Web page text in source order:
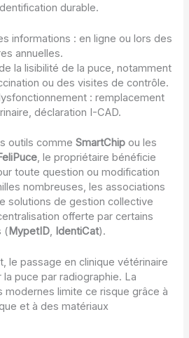
durable.
informations : en ligne ou lors des
annuelles.
la lisibilité de la puce, notamment
ou des visites de contrôle.
: remplacement
déclaration I-CAD.
outils commeSmartChip ou les
, le propriétaire bénéficie
toute question ou modification
nombreuses, les associations
solutions de gestion collective
offerte par certains
(MypetID, IdentiCat).
le passage en clinique vétérinaire
la puce par radiographie. La
limite ce risque grâce à
et à des matériaux